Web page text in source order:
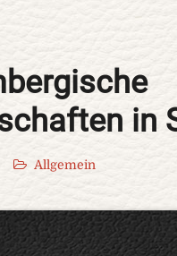
in
Allgemein